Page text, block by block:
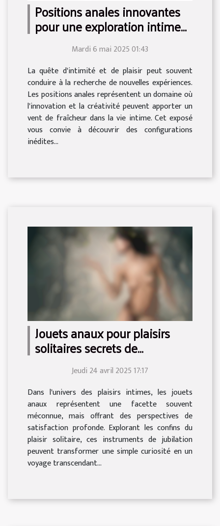
Positions anales innovantes
pour une exploration intime
renouveléeMardi 6 mai 2025 01:43
La quête d'intimité et de plaisir peut souvent
conduire à la recherche de nouvelles expériences.
Les positions anales représentent un domaine où
l'innovation et la créativité peuvent apporter un
vent de fraîcheur dans la vie intime. Cet exposé
vous convie à découvrir des configurations
inédites...
Jouets anaux pour plaisirs
solitaires secrets de
satisfactionJeudi 24 avril 2025 17:17
Dans l'univers des plaisirs intimes, les jouets
anaux représentent une facette souvent
méconnue, mais offrant des perspectives de
satisfaction profonde. Explorant les confins du
plaisir solitaire, ces instruments de jubilation
peuvent transformer une simple curiosité en un
voyage transcendant...